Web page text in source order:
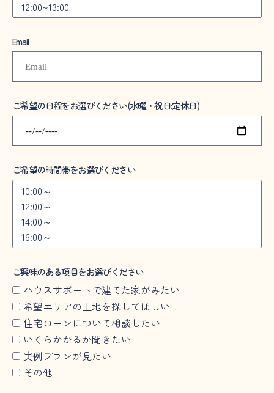
Email
ご希望の日程をお選びください(水曜・祝日:定休日)
ご希望の時間帯をお選びください
ご興味のある項目をお選びください
ハウスサポートで建てた家がみたい
希望エリアの土地を探してほしい
住宅ローンについて相談したい
いくらかかるか聞きたい
実例プランが見たい
その他